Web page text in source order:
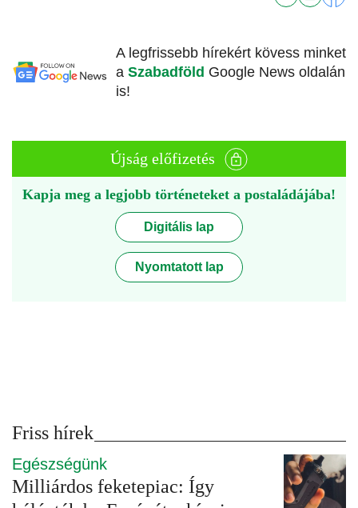
A legfrissebb hírekért kövess minket
a Szabadföld Google News oldalán
is!
Újság előfizetés
Kapja meg a legjobb történeteket a postaládájába!
Digitális lap
Nyomtatott lap
Friss hírek
Egészségünk
Milliárdos feketepiac: Így